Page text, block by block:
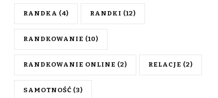
RANDKA (4) RANDKI (12)
RANDKOWANIE (10)
RANDKOWANIE ONLINE (2) RELACJE (2)
SAMOTNOŚĆ (3)